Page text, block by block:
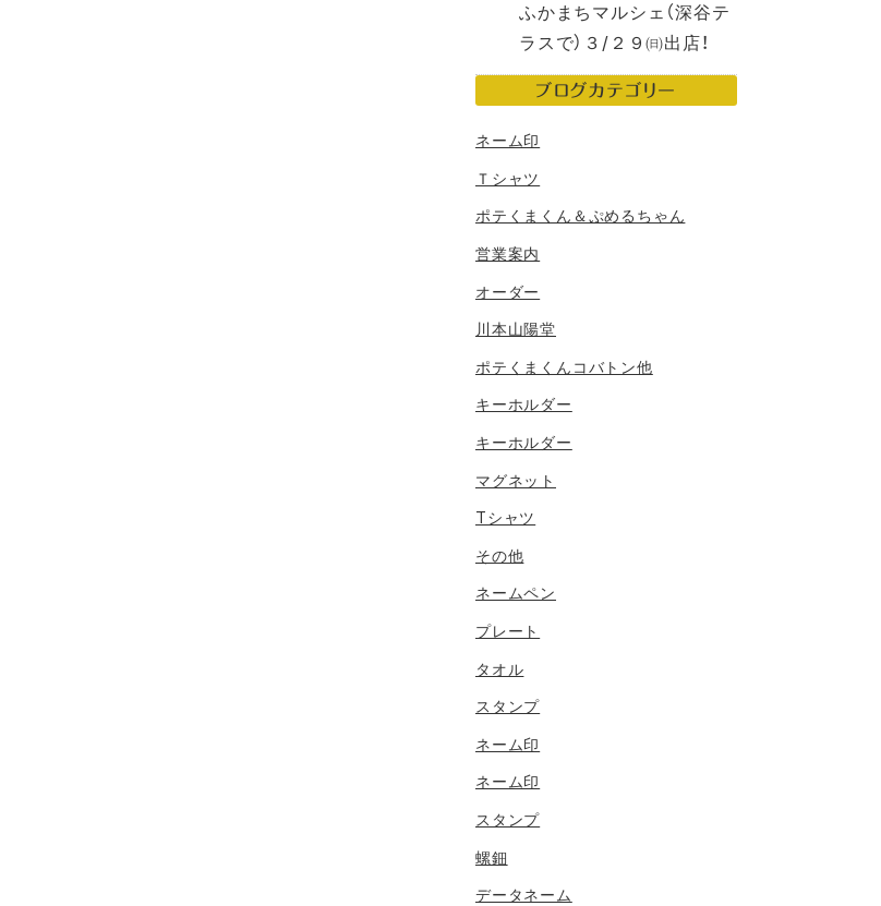
ふかまちマルシェ（深谷テ
ラスで）３/２９㈰出店！
ブログカテゴリー
ネーム印
Ｔシャツ
ポテくまくん＆ぷめるちゃん
営業案内
オーダー
川本山陽堂
ポテくまくんコバトン他
キーホルダー
キーホルダー
マグネット
Tシャツ
その他
ネームペン
プレート
タオル
スタンプ
ネーム印
ネーム印
スタンプ
螺鈿
データネーム